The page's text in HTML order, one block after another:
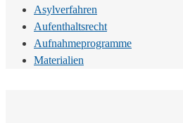
Asylverfahren
Aufenthaltsrecht
Aufnahmeprogramme
Materialien